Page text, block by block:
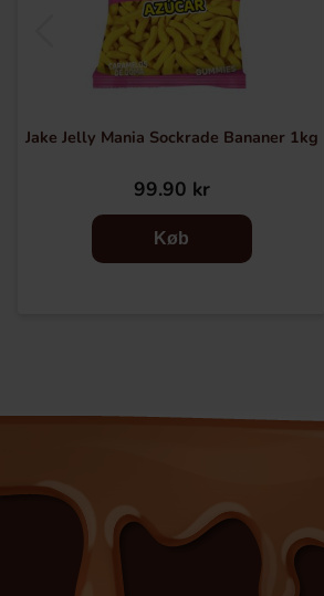
Jake Jelly Mania Sockrade Bananer 1kg
99.90 kr
Køb